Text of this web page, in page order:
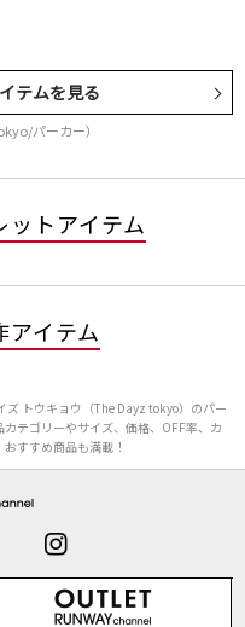
テムを見る
パーカー）
ットアイテム
アイテム
ズ トウキョウ（The Dayz tokyo）のパー
テゴリーやサイズ、価格、OFF率、カ
すすめ商品も満載！